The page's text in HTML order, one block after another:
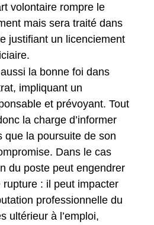
volontaire rompre le
mais sera traité dans
justifiant un licenciement
la bonne foi dans
impliquant un
et prévoyant. Tout
la charge d’informer
que la poursuite de son
Dans le cas
du poste peut engendrer
rupture : il peut impacter
professionnelle du
ultérieur à l’emploi,